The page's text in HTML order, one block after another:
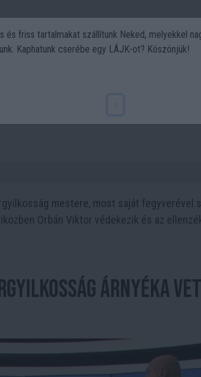
DIY Utazás
árnyéka vetül
mestere, most saját fegyverével
Orbán Viktor védekezik és az
árnyéka
és friss tartalmakat szállítunk Neked, melyekkel
Kaphatunk cserébe egy LÁJK-ot? Köszönjük!